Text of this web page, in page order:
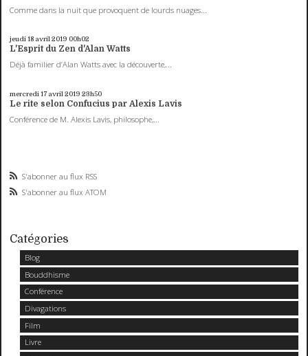
Comme dans la nuit que provoquent de lourds nuages...
jeudi 18 avril 2019 00h02
L'Esprit du Zen d'Alan Watts
Déjà familier d’Alan Watts avec la découverte,...
mercredi 17 avril 2019 23h50
Le rite selon Confucius par Alexis Lavis
Conférence de M. Alexis Lavis, philosophe,...
S'abonner au flux RSS
S'abonner au flux ATOM
Catégories
Blog
Bouddhisme
Conférence
Divagations
Film
Livre